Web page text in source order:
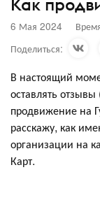
6 Мая 2024
Поделиться:
В настоящий
оставлять
продвижение на
расскажу, как
организации на
Карт.